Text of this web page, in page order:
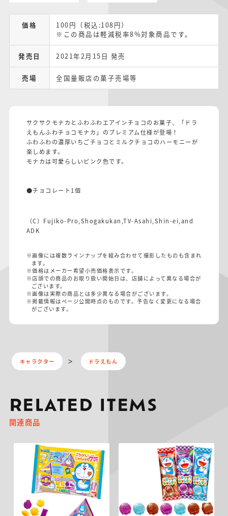
価格
100円（税込:108円）
※この商品は軽減税率8%対象商品です。
発売日 2021年2月15日 発売
売場 全国量販店の菓子売場等
サクサクモナカとふわふわエアインチョコのお菓子、「ドラ
えもんふわチョコモナカ」のプレミアム仕様が登場！
ふわふわの濃厚いちごチョコとミルクチョコのハーモニーが
楽しめます。
モナカは可愛らしいピンク色です。
●チョコレート1個
（C）Fujiko-Pro,Shogakukan,TV-Asahi,Shin-ei,and
ADK
※画像には複数ラインナップを組み合わせて撮影したものも含まれ
ます。
※価格はメーカー希望小売価格表示です。
※店頭での商品のお取り扱い開始日は、店舗によって異なる場合が
ございます。
※画像は実際の商品とは多少異なる場合がございます。
※掲載情報はページ公開時点のものです。予告なく変更になる場合
がございます。
キャラクター ドラえもん
RELATED ITEMS
関連商品